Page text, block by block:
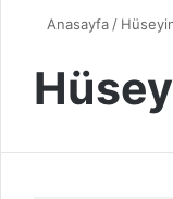
Anasayfa /